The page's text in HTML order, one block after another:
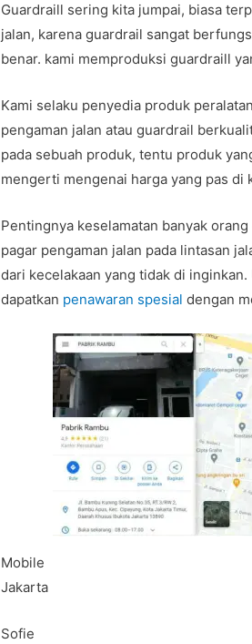
Guardraill sering kita jumpai, biasa
jalan, karena guardrail sangat
benar. kami memproduksi guardraill
Kami selaku penyedia produk
pengaman jalan atau guardrail
pada sebuah produk, tentu produk
mengerti mengenai harga yang pas di
Pentingnya keselamatan banyak
pagar pengaman jalan pada lintasan
dari kecelakaan yang tidak di
dapatkan penawaran spesial dengan
Mobile
Jakarta
Sofie